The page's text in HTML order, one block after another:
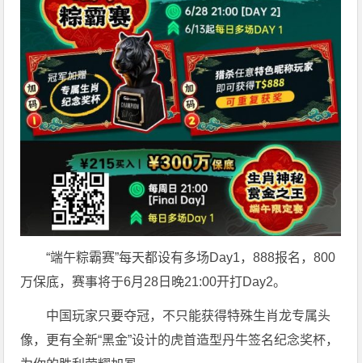
“端午粽霸赛”每天都设有多场Day1，888报名，800
万保底，赛事将于6月28日晚21:00开打Day2。
中国玩家只要夺冠，不只能获得特殊生肖龙专属头
像，更有全新“黑金”设计的虎首造型丹牛签名纪念奖杯，